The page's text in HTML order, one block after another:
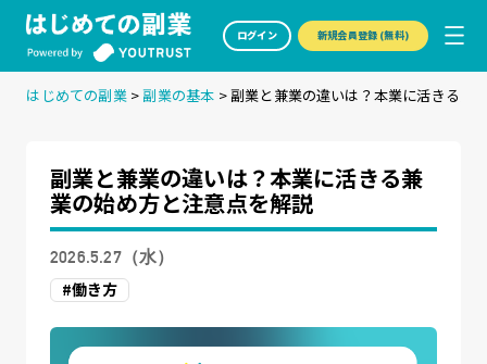
ログイン 新規会員登録 (無料)
はじめての副業>副業の基本 >副業と兼業の違いは？本業に活きる兼
副業と兼業の違いは？本業に活きる兼
業の始め方と注意点を解説
#働き方
2026.5.27（水）